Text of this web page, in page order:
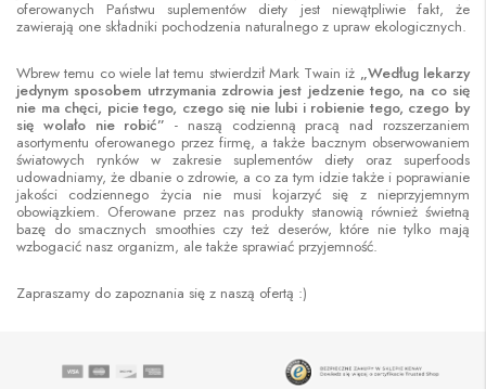
oferowanych Państwu suplementów diety jest niewątpliwie fakt, że
zawierają one składniki pochodzenia naturalnego z upraw ekologicznych.
Wbrew temu co wiele lat temu stwierdził Mark Twain iż „Według lekarzy
jedynym sposobem utrzymania zdrowia jest jedzenie tego, na co się
nie ma chęci, picie tego, czego się nie lubi i robienie tego, czego by
się wolało nie robić”- naszą codzienną pracą nad rozszerzaniem
asortymentu oferowanego przez firmę, a także bacznym obserwowaniem
światowych rynków w zakresie suplementów diety oraz superfoods
udowadniamy, że dbanie o zdrowie, a co za tym idzie także i poprawianie
jakości codziennego życia nie musi kojarzyć się z nieprzyjemnym
obowiązkiem. Oferowane przez nas produkty stanowią również świetną
bazę do smacznych smoothies czy też deserów, które nie tylko mają
wzbogacić nasz organizm, ale także sprawiać przyjemność.
Zapraszamy do zapoznania się z naszą ofertą :)